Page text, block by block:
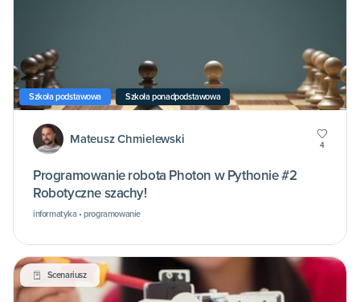
Szkoła podstawowa Szkoła ponadpodstawowa
Mateusz Chmielewski 4
Programowanie robota Photon w Pythonie #2
Robotyczne szachy!
informatyka • programowanie
Scenariusz